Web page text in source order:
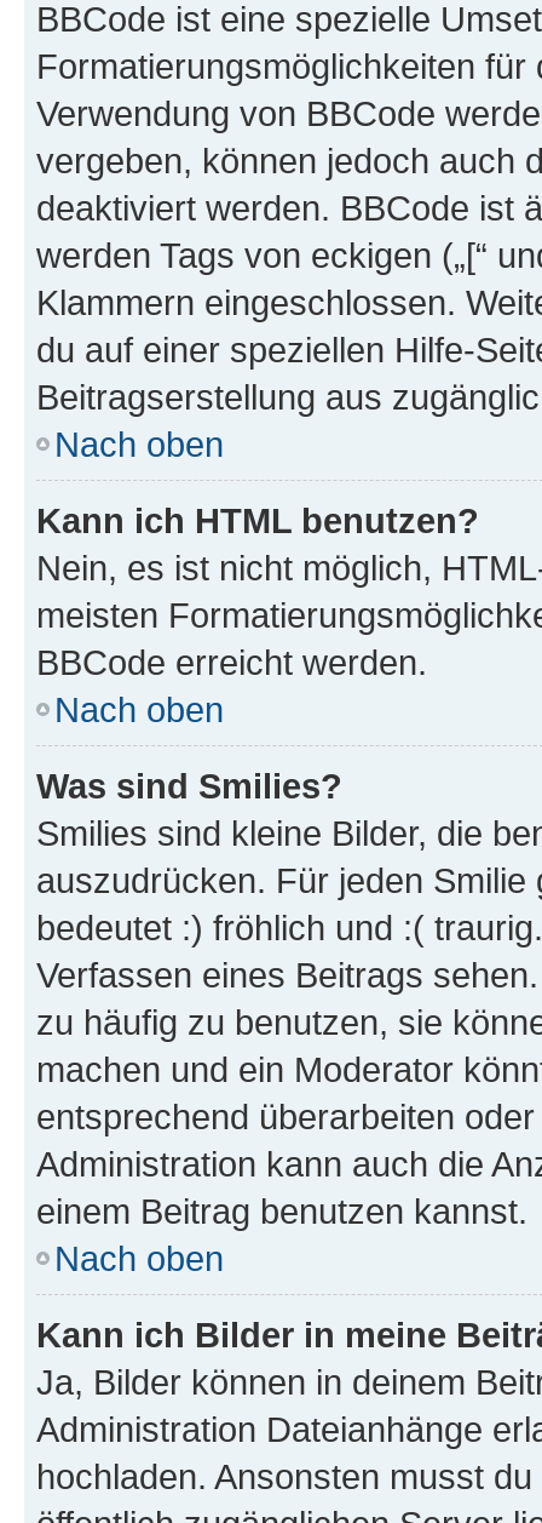
BBCode ist eine spezielle
Formatierungsmöglichkeiten
Verwendung von BBCode
vergeben, können jedoch auch
deaktiviert werden. BBCode ist
werden Tags von eckigen („[“
Klammern eingeschlossen.
du auf einer speziellen Hilfe-
Beitragserstellung aus
Nach oben
Kann ich HTML benutzen?
Nein, es ist nicht möglich,
meisten
BBCode erreicht werden.
Nach oben
Was sind Smilies?
Smilies sind kleine Bilder, die
auszudrücken. Für jeden
bedeutet :) fröhlich und :(
Verfassen eines Beitrags
zu häufig zu benutzen, sie
machen und ein Moderator
entsprechend überarbeiten
Administration kann auch die
einem Beitrag benutzen kannst.
Nach oben
Kann ich Bilder in meine
Ja, Bilder können in deinem
Administration Dateianhänge
hochladen. Ansonsten musst